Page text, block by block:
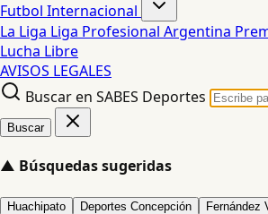
Futbol Internacional
La Liga Liga Profesional Argentina
Lucha Libre
AVISOS LEGALES
Buscar en SABES Deportes
Buscar
▲ Búsquedas sugeridas
Huachipato Deportes Concepción Fernández